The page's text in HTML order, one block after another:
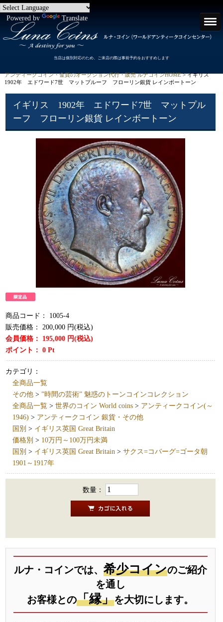
Powered by Translate
当店は個別対応のため、ご来店の際は事前予約をおすすめします
アンティークコイン・金貨のオークション代行・販売 ルナコインHOME> イギリス
1902年 エドワード7世 マットプルーフ フローリン銀貨 レインボートーン
イギリス 1902年 エドワード7世 マットプル
ーフ フローリン銀貨 レインボートーン
商品コード：
1005-4
販売価格：
200,000 円(税込)
会員価格：
195,000 円(税込)
ポイント：0 Pt
カテゴリ：
全商品一覧
その他 >”時間の芸術” 魅惑のトーンコインコレクション
全商品一覧 >世界のコイン World coins > アンティークコイン(～
1946) > アンティークコイン 銀貨・その他
国別 > イギリス英国 Great Britain
価格別 > 10万円～100万円未満
国別 > イギリス英国 Great Britain >サクス=コバーグ=ゴータ朝
1901～1917年
数量：
ルナ・コインでは、 希少コインのご紹介
を通し
お客様との「縁」を大切にします。